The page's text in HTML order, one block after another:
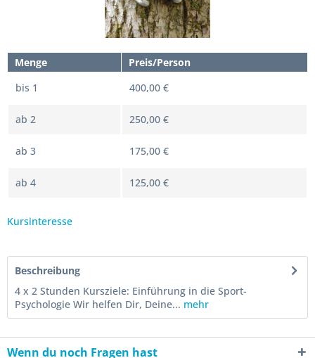
Menge
Preis/Person
bis 1 400,00 €
ab 2 250,00 €
ab 3 175,00 €
ab 4 125,00 €
Kursinteresse
Beschreibung
4 x 2 Stunden Kursziele: Einführung in die Sport-
Psychologie Wir helfen Dir, Deine... mehr
Wenn du noch Fragen hast